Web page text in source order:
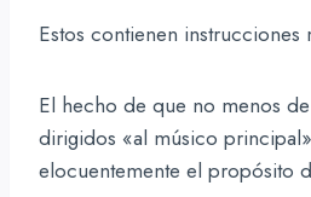
Estos contienen instrucciones
El hecho de que no menos
dirigidos «al músico
elocuentemente el propósito